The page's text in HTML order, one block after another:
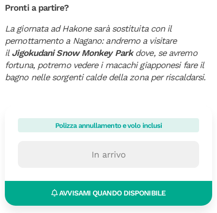
Pronti a partire?
La giornata ad Hakone sarà sostituita con il
pernottamento a Nagano: andremo a visitare
ilJigokudani Snow Monkey Parkdove, se avremo
fortuna, potremo vedere i macachi giapponesi fare il
bagno nelle sorgenti calde della zona per riscaldarsi.
Polizza annullamento e volo inclusi
In arrivo
AVVISAMI QUANDO DISPONIBILE